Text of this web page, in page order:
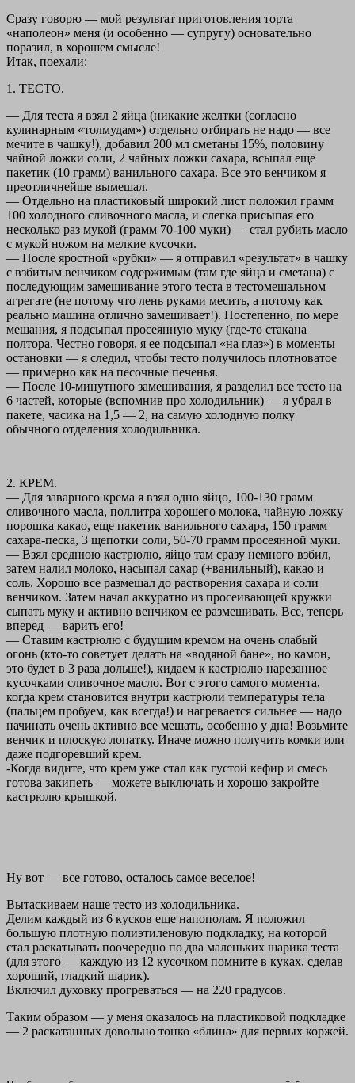
Сразу говорю — мой результат приготовления торта
«наполеон» меня (и особенно — супругу) основательно
поразил, в хорошем смысле!
Итак, поехали:
1. ТЕСТО.
— Для теста я взял 2 яйца (никакие желтки (согласно
кулинарным «толмудам») отдельно отбирать не надо — все
мечите в чашку!), добавил 200 мл сметаны 15%, половину
чайной ложки соли, 2 чайных ложки сахара, всыпал еще
пакетик (10 грамм) ванильного сахара. Все это венчиком я
преотличнейше вымешал.
— Отдельно на пластиковый широкий лист положил грамм
100 холодного сливочного масла, и слегка присыпая его
несколько раз мукой (грамм 70-100 муки) — стал рубить масло
с мукой ножом на мелкие кусочки.
— После яростной «рубки» — я отправил «результат» в чашку
с взбитым венчиком содержимым (там где яйца и сметана) с
последующим замешивание этого теста в тестомешальном
агрегате (не потому что лень руками месить, а потому как
реально машина отлично замешивает!). Постепенно, по мере
мешания, я подсыпал просеянную муку (где-то стакана
полтора. Честно говоря, я ее подсыпал «на глаз») в моменты
остановки — я следил, чтобы тесто получилось плотноватое
— примерно как на песочные печенья.
— После 10-минутного замешивания, я разделил все тесто на
6 частей, которые (вспомнив про холодильник) — я убрал в
пакете, часика на 1,5 — 2, на самую холодную полку
обычного отделения холодильника.
2. КРЕМ.
— Для заварного крема я взял одно яйцо, 100-130 грамм
сливочного масла, поллитра хорошего молока, чайную ложку
порошка какао, еще пакетик ванильного сахара, 150 грамм
сахара-песка, 3 щепотки соли, 50-70 грамм просеянной муки.
— Взял среднюю кастрюлю, яйцо там сразу немного взбил,
затем налил молоко, насыпал сахар (+ванильный), какао и
соль. Хорошо все размешал до растворения сахара и соли
венчиком. Затем начал аккуратно из просеивающей кружки
сыпать муку и активно венчиком ее размешивать. Все, теперь
вперед — варить его!
— Ставим кастрюлю с будущим кремом на очень слабый
огонь (кто-то советует делать на «водяной бане», но камон,
это будет в 3 раза дольше!), кидаем к кастрюлю нарезанное
кусочками сливочное масло. Вот с этого самого момента,
когда крем становится внутри кастрюли температуры тела
(пальцем пробуем, как всегда!) и нагревается сильнее — надо
начинать очень активно все мешать, особенно у дна! Возьмите
венчик и плоскую лопатку. Иначе можно получить комки или
даже подгоревший крем.
-Когда видите, что крем уже стал как густой кефир и смесь
готова закипеть — можете выключать и хорошо закройте
кастрюлю крышкой.
Ну вот — все готово, осталось самое веселое!
Вытаскиваем наше тесто из холодильника.
Делим каждый из 6 кусков еще напополам. Я положил
большую плотную полиэтиленовую подкладку, на которой
стал раскатывать поочередно по два маленьких шарика теста
(для этого — каждую из 12 кусочком помните в куках, сделав
хороший, гладкий шарик).
Включил духовку прогреваться — на 220 градусов.
Таким образом — у меня оказалось на пластиковой подкладке
— 2 раскатанных довольно тонко «блина» для первых коржей.